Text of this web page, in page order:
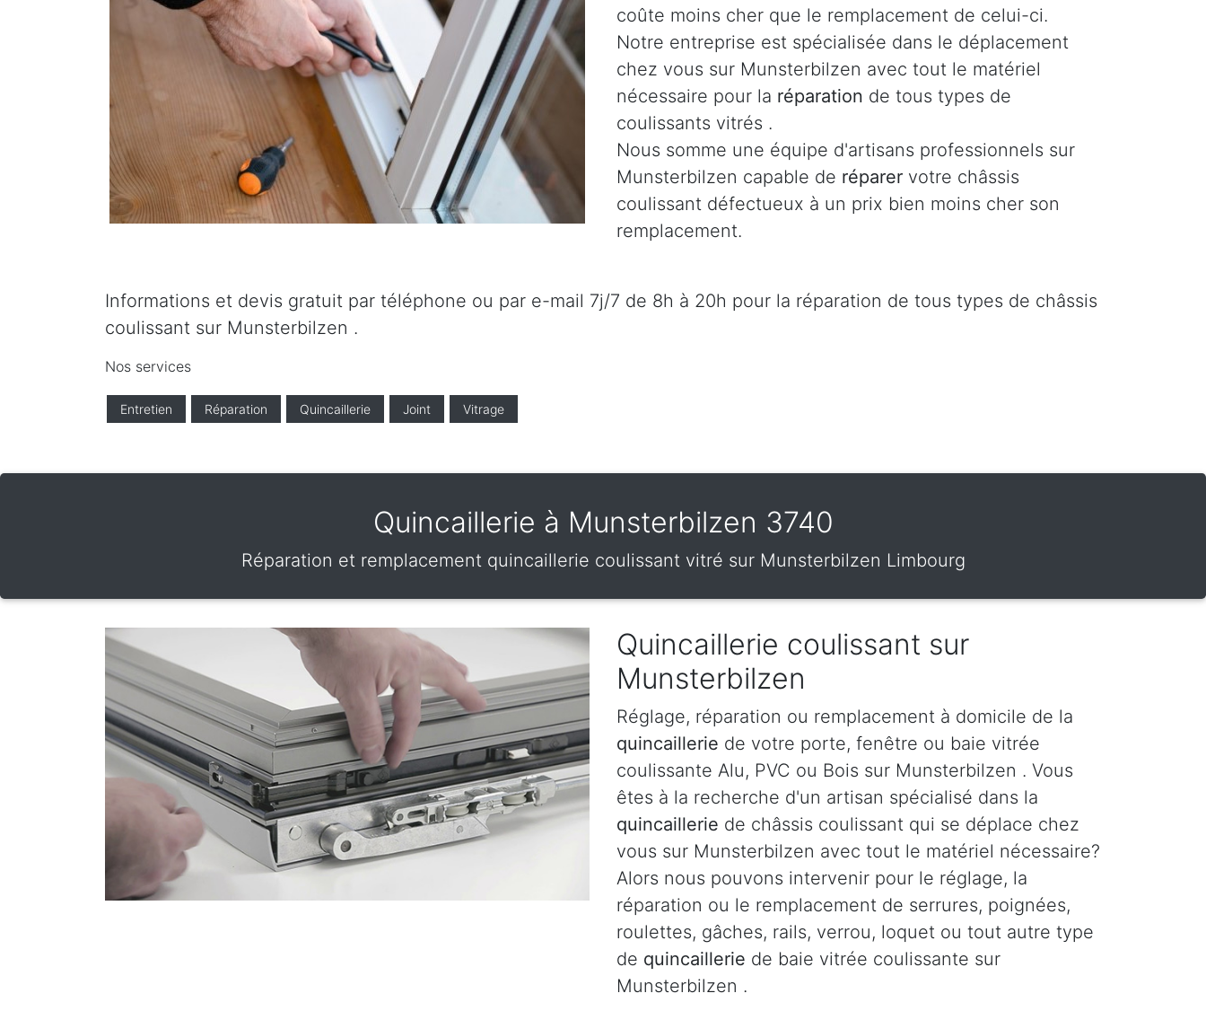
coûte moins cher que le remplacement de celui-ci.
Notre entreprise est spécialisée dans le déplacement
chez vous sur Munsterbilzen avec tout le matériel
nécessaire pour la réparation de tous types de
coulissants vitrés .
Nous somme une équipe d'artisans professionnels sur
Munsterbilzen capable de réparer votre châssis
coulissant défectueux à un prix bien moins cher son
remplacement.
Informations et devis gratuit par téléphone ou par e-mail 7j/7 de 8h à 20h pour la réparation de tous types de châssis
coulissant sur Munsterbilzen .
Nos services
Entretien Réparation Quincaillerie Joint Vitrage
Quincaillerie à Munsterbilzen 3740
Réparation et remplacement quincaillerie coulissant vitré sur Munsterbilzen Limbourg
Quincaillerie coulissant sur
Munsterbilzen
Réglage, réparation ou remplacement à domicile de la
quincaillerie de votre porte, fenêtre ou baie vitrée
coulissante Alu, PVC ou Bois sur Munsterbilzen . Vous
êtes à la recherche d'un artisan spécialisé dans la
quincaillerie de châssis coulissant qui se déplace chez
vous sur Munsterbilzen avec tout le matériel nécessaire?
Alors nous pouvons intervenir pour le réglage, la
réparation ou le remplacement de serrures, poignées,
roulettes, gâches, rails, verrou, loquet ou tout autre type
de quincaillerie de baie vitrée coulissante sur
Munsterbilzen .